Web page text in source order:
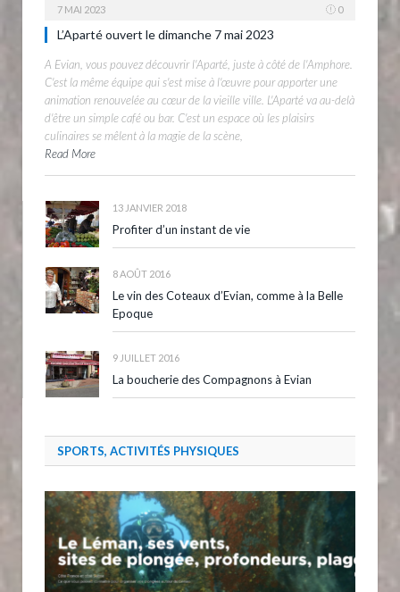
7 MAI 2023 0
L’Aparté ouvert le dimanche 7 mai 2023
A Evian, vous pouvez découvrir l'Aparté, juste à côté de l'Amphore.
C'est la même équipe qui s'est mise à l'œuvre pour apporter une
animation renouvelée au cœur de la vieille ville. L'Aparté va au-delà
d'être un simple café ou bar. C'est un espace où les plaisirs
culinaires se mêlent à la magie de la scène,
Read More
13 JANVIER 2018
Profiter d’un instant de vie
8 AOÛT 2016
Le vin des Coteaux d’Evian, comme à la Belle
Epoque
9 JUILLET 2016
La boucherie des Compagnons à Evian
SPORTS, ACTIVITÉS PHYSIQUES